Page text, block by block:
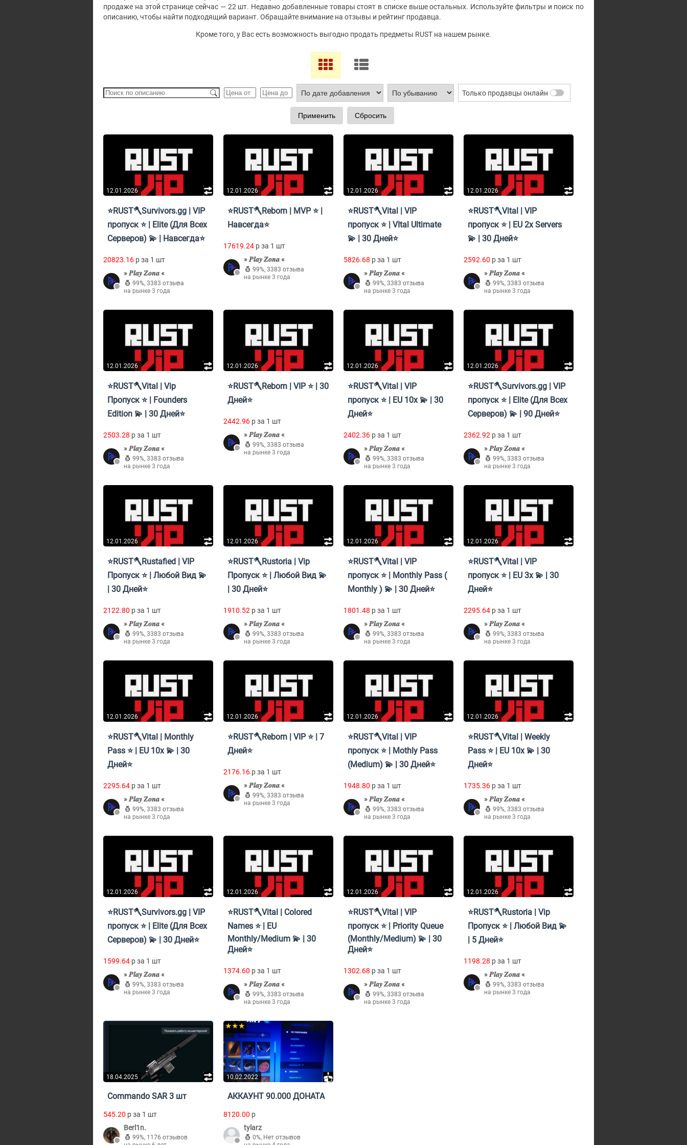
продаже на этой странице сейчас — 22 шт. Недавно добавленные товары стоят в списке выше остальных. Используйте фильтры и поиск по
описанию, чтобы найти подходящий вариант. Обращайте внимание на отзывы и рейтинг продавца.
Кроме того, у Вас есть возможность выгодно продать предметы RUST на нашем рынке.
Только продавцы онлайн
12.01.2026
⭐RUST🪓Survivors.gg | VIP
пропуск ⭐ | Elite (Для Всех
Серверов) 💫 | Навсегда⭐
20823.16 p за 1 шт
» 𝑷𝒍𝒂𝒚 𝒁𝒐𝒏𝒂 «
99%, 3383 отзыва
на рынке 3 года
12.01.2026
⭐RUST🪓Reborn | MVP ⭐ |
Навсегда⭐
17619.24 p за 1 шт
» 𝑷𝒍𝒂𝒚 𝒁𝒐𝒏𝒂 «
99%, 3383 отзыва
на рынке 3 года
12.01.2026
⭐RUST🪓Vital | VIP
пропуск ⭐ | VItal Ultimate
💫 | 30 Дней⭐
5826.68 p за 1 шт
» 𝑷𝒍𝒂𝒚 𝒁𝒐𝒏𝒂 «
99%, 3383 отзыва
на рынке 3 года
12.01.2026
⭐RUST🪓Vital | VIP
пропуск ⭐ | EU 2x Servers
💫 | 30 Дней⭐
2592.60 p за 1 шт
» 𝑷𝒍𝒂𝒚 𝒁𝒐𝒏𝒂 «
99%, 3383 отзыва
на рынке 3 года
12.01.2026
⭐RUST🪓Vital | Vip
Пропуск ⭐ | Founders
Edition 💫 | 30 Дней⭐
2503.28 p за 1 шт
» 𝑷𝒍𝒂𝒚 𝒁𝒐𝒏𝒂 «
99%, 3383 отзыва
на рынке 3 года
12.01.2026
⭐RUST🪓Reborn | VIP ⭐ | 30
Дней⭐
2442.96 p за 1 шт
» 𝑷𝒍𝒂𝒚 𝒁𝒐𝒏𝒂 «
99%, 3383 отзыва
на рынке 3 года
12.01.2026
⭐RUST🪓Vital | VIP
пропуск ⭐ | EU 10x 💫 | 30
Дней⭐
2402.36 p за 1 шт
» 𝑷𝒍𝒂𝒚 𝒁𝒐𝒏𝒂 «
99%, 3383 отзыва
на рынке 3 года
12.01.2026
⭐RUST🪓Survivors.gg | VIP
пропуск ⭐ | Elite (Для Всех
Серверов) 💫 | 90 Дней⭐
2362.92 p за 1 шт
» 𝑷𝒍𝒂𝒚 𝒁𝒐𝒏𝒂 «
99%, 3383 отзыва
на рынке 3 года
12.01.2026
⭐RUST🪓Rustafied | VIP
Пропуск ⭐ | Любой Вид 💫
| 30 Дней⭐
2122.80 p за 1 шт
» 𝑷𝒍𝒂𝒚 𝒁𝒐𝒏𝒂 «
99%, 3383 отзыва
на рынке 3 года
12.01.2026
⭐RUST🪓Rustoria | Vip
Пропуск ⭐ | Любой Вид 💫
| 30 Дней⭐
1910.52 p за 1 шт
» 𝑷𝒍𝒂𝒚 𝒁𝒐𝒏𝒂 «
99%, 3383 отзыва
на рынке 3 года
12.01.2026
⭐RUST🪓Vital | VIP
пропуск ⭐ | Monthly Pass (
Monthly ) 💫 | 30 Дней⭐
1801.48 p за 1 шт
» 𝑷𝒍𝒂𝒚 𝒁𝒐𝒏𝒂 «
99%, 3383 отзыва
на рынке 3 года
12.01.2026
⭐RUST🪓Vital | VIP
пропуск ⭐ | EU 3x 💫 | 30
Дней⭐
2295.64 p за 1 шт
» 𝑷𝒍𝒂𝒚 𝒁𝒐𝒏𝒂 «
99%, 3383 отзыва
на рынке 3 года
12.01.2026
⭐RUST🪓Vital | Monthly
Pass ⭐ | EU 10x 💫 | 30
Дней⭐
2295.64 p за 1 шт
» 𝑷𝒍𝒂𝒚 𝒁𝒐𝒏𝒂 «
99%, 3383 отзыва
на рынке 3 года
12.01.2026
⭐RUST🪓Reborn | VIP ⭐ | 7
Дней⭐
2176.16 p за 1 шт
» 𝑷𝒍𝒂𝒚 𝒁𝒐𝒏𝒂 «
99%, 3383 отзыва
на рынке 3 года
12.01.2026
⭐RUST🪓Vital | VIP
пропуск ⭐ | Mothly Pass
(Medium) 💫 | 30 Дней⭐
1948.80 p за 1 шт
» 𝑷𝒍𝒂𝒚 𝒁𝒐𝒏𝒂 «
99%, 3383 отзыва
на рынке 3 года
12.01.2026
⭐RUST🪓Vital | Weekly
Pass ⭐ | EU 10x 💫 | 30
Дней⭐
1735.36 p за 1 шт
» 𝑷𝒍𝒂𝒚 𝒁𝒐𝒏𝒂 «
99%, 3383 отзыва
на рынке 3 года
12.01.2026
⭐RUST🪓Survivors.gg | VIP
пропуск ⭐ | Elite (Для Всех
Серверов) 💫 | 30 Дней⭐
1599.64 p за 1 шт
» 𝑷𝒍𝒂𝒚 𝒁𝒐𝒏𝒂 «
99%, 3383 отзыва
на рынке 3 года
12.01.2026
⭐RUST🪓Vital | Colored
Names ⭐ | EU
Monthly/Medium 💫 | 30
Дней⭐
1374.60 p за 1 шт
» 𝑷𝒍𝒂𝒚 𝒁𝒐𝒏𝒂 «
99%, 3383 отзыва
на рынке 3 года
12.01.2026
⭐RUST🪓Vital | VIP
пропуск ⭐ | Priority Queue
(Monthly/Medium) 💫 | 30
Дней⭐
1302.68 p за 1 шт
» 𝑷𝒍𝒂𝒚 𝒁𝒐𝒏𝒂 «
99%, 3383 отзыва
на рынке 3 года
12.01.2026
⭐RUST🪓Rustoria | Vip
Пропуск ⭐ | Любой Вид 💫
| 5 Дней⭐
1198.28 p за 1 шт
» 𝑷𝒍𝒂𝒚 𝒁𝒐𝒏𝒂 «
99%, 3383 отзыва
на рынке 3 года
18.04.2025
Commando SAR 3 шт
545.20 p за 1 шт
Berl1n.
99%, 1176 отзывов
10.02.2022
★★★
АККАУНТ 90.000 ДОНАТА
8120.00 p
tylarz
0%, Нет отзывов